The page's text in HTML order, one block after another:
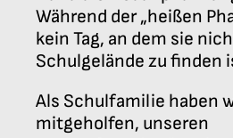
Während der „heißen
kein Tag, an dem sie
Schulgelände zu finden
Als Schulfamilie haben
mitgeholfen, unseren